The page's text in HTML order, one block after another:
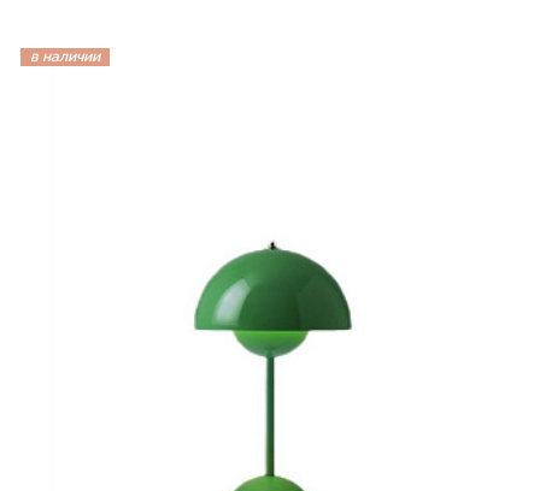
в наличии